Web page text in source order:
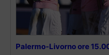
Palermo-Livorno ore